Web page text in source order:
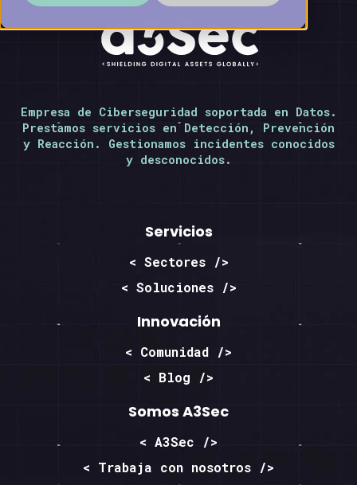
Empresa de Ciberseguridad soportada en Datos.
Prestamos servicios en Detección, Prevención
y Reacción. Gestionamos incidentes conocidos
y desconocidos.
Servicios
< Sectores />
< Soluciones />
Innovación
< Comunidad />
< Blog />
Somos A3Sec
< A3Sec />
< Trabaja con nosotros />